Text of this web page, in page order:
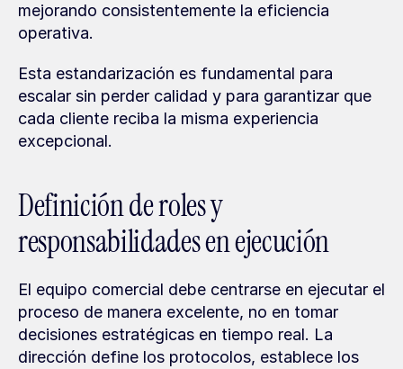
mejorando consistentemente la eficiencia
operativa.
Esta estandarización es fundamental para
escalar sin perder calidad y para garantizar que
cada cliente reciba la misma experiencia
excepcional.
Definición de roles y
responsabilidades en ejecución
El equipo comercial debe centrarse en ejecutar el
proceso de manera excelente, no en tomar
decisiones estratégicas en tiempo real. La
dirección define los protocolos, establece los